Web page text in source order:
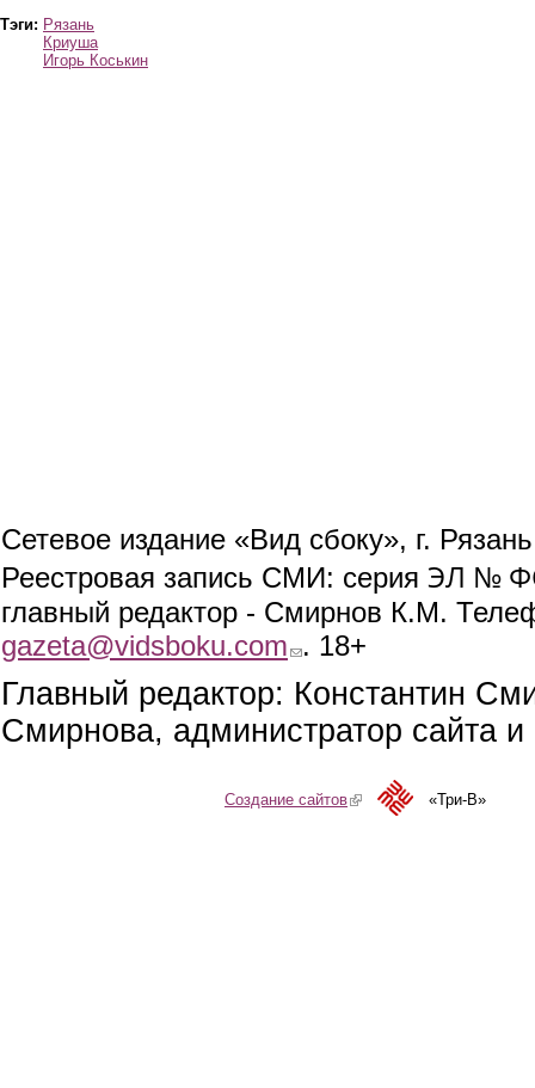
Тэги: Рязань
Криуша
Игорь Коськин
Сетевое издание «Вид сбоку», г.
Реестровая запись СМИ: серия ЭЛ №
главный редактор - Смирнов К.М.
gazeta@vidsboku.com (link sends e-mail)
. 18+
Главный редактор: Константин
Смирнова, администратор сайта
Создание сайтов(link is external)«Три-В»